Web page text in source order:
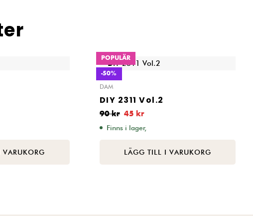
POPULÄR
-50%
DAM
DIY 2311 Vol.2
90kr 45 kr
Finns i lager,
LÄGG TILL I VARUKORG